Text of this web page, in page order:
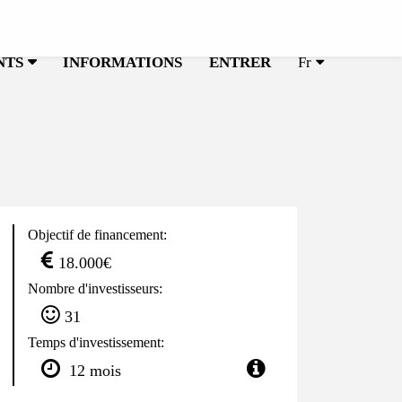
INFORMATIONS ENTRER Fr
Objectif de financement:
18.000€
Nombre d'investisseurs:
31
Temps d'investissement:
12 mois